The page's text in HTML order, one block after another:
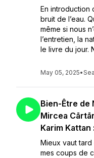
En introduction
bruit de l’eau.
même si nous
l’entretien, la
le livre du jour.
May 05, 2025•
Bien-Être de
Mircea
Karim
Mieux vaut
mes coups de